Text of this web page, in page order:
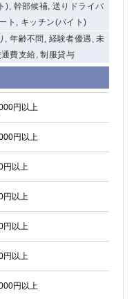
), 幹部候補, 送りドライバ
ト, キッチン(バイト)
, 年齢不問, 経験者優遇, 未
費支給, 制服貸与
円以上
円以上
円以上
円以上
円以上
円以上
円以上